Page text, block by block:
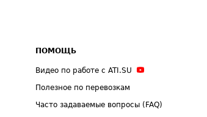
ПОМОЩЬ
Видео по работе с ATI.SU
Полезное по перевозкам
Часто задаваемые вопросы (FAQ)